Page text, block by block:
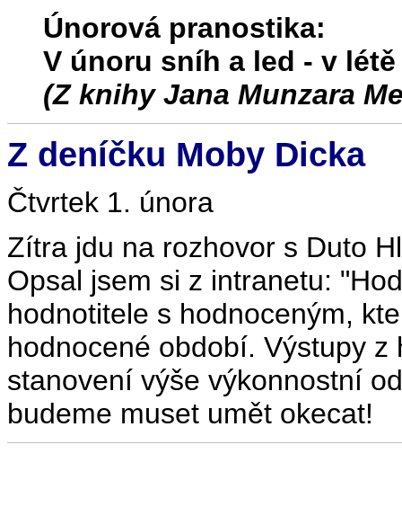
Únorová pranostika:
V únoru sníh a led - v
(Z knihy Jana Munzara
Z deníčku Moby Dicka
Čtvrtek 1. února
Zítra jdu na rozhovor s Duto
Opsal jsem si z intranetu:
hodnotitele s hodnoceným,
hodnocené období. Výstupy
stanovení výše výkonnostní
budeme muset umět okecat!